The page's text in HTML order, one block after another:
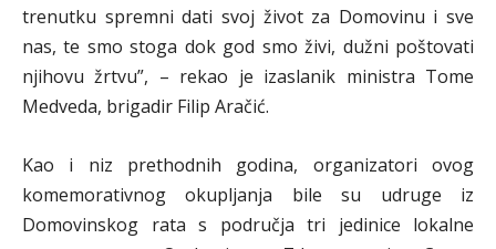
trenutku spremni dati svoj život za Domovinu i sve
nas, te smo stoga dok god smo živi, dužni poštovati
njihovu žrtvu”, – rekao je izaslanik ministra Tome
Medveda, brigadir Filip Aračić.
Kao i niz prethodnih godina, organizatori ovog
komemorativnog okupljanja bile su udruge iz
Domovinskog rata s područja tri jedinice lokalne